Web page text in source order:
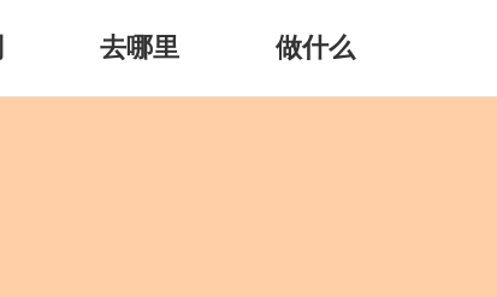
去哪里 做什么